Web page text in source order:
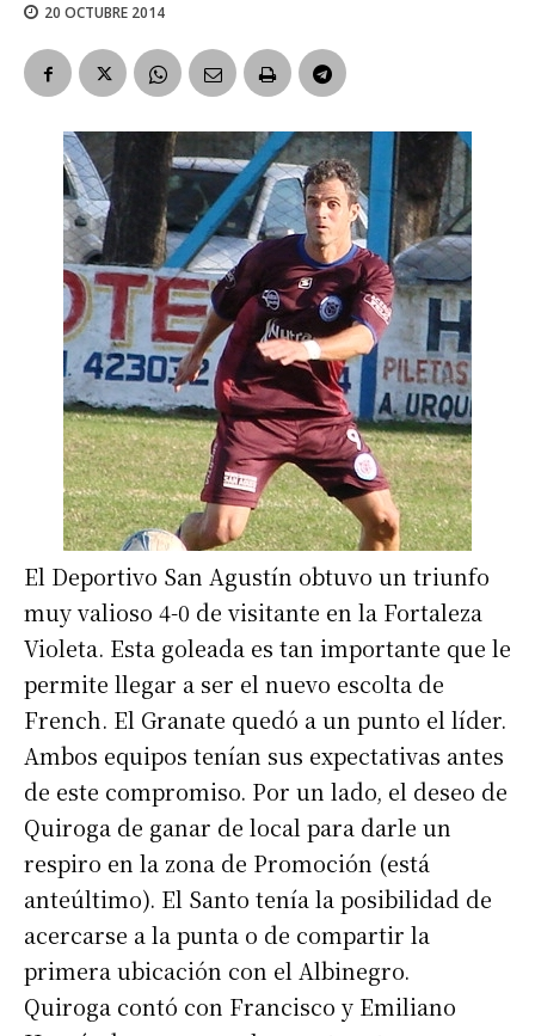
20 OCTUBRE 2014
El Deportivo San Agustín obtuvo un triunfo
muy valioso 4-0 de visitante en la Fortaleza
Violeta. Esta goleada es tan importante que le
permite llegar a ser el nuevo escolta de
French. El Granate quedó a un punto el líder.
Ambos equipos tenían sus expectativas antes
de este compromiso. Por un lado, el deseo de
Quiroga de ganar de local para darle un
respiro en la zona de Promoción (está
anteúltimo). El Santo tenía la posibilidad de
acercarse a la punta o de compartir la
primera ubicación con el Albinegro.
Quiroga contó con Francisco y Emiliano